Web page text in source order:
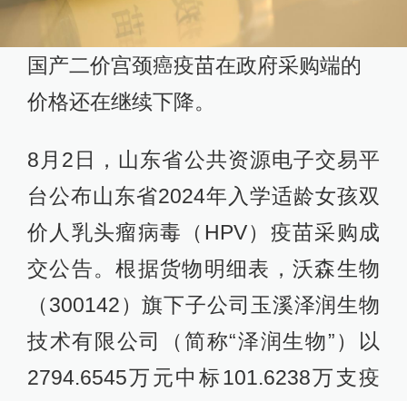
国产二价宫颈癌疫苗在政府采购端的
价格还在继续下降。
8月2日，山东省公共资源电子交易平
台公布山东省2024年入学适龄女孩双
价人乳头瘤病毒（HPV）疫苗采购成
交公告。根据货物明细表，沃森生物
（300142）旗下子公司玉溪泽润生物
技术有限公司（简称“泽润生物”）以
2794.6545万元中标101.6238万支疫